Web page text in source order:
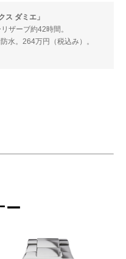
ス ダミエ」
ザーブ約42時間。
水。264万円（税込み）。
ー